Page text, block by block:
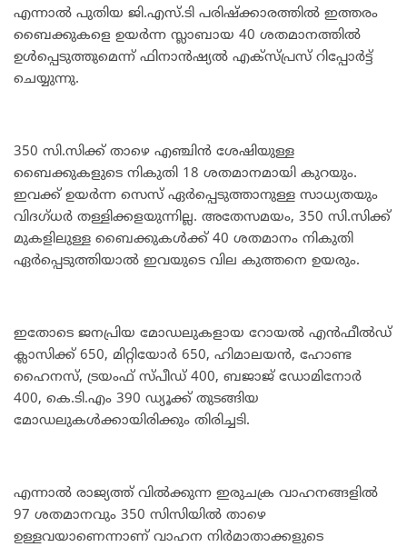
എന്നാല്‍ പുതിയ ജി.എസ്.ടി പരിഷ്‌ക്കാരത്തില്‍ ഇത്തരം
ബൈക്കുകളെ ഉയര്‍ന്ന സ്ലാബായ 40 ശതമാനത്തില്‍
ഉള്‍പ്പെടുത്തുമെന്ന് ഫിനാന്‍ഷ്യല്‍ എക്‌സ്പ്രസ് റിപ്പോര്‍ട്ട്
ചെയ്യുന്നു.
350 സി.സിക്ക് താഴെ എഞ്ചിന്‍ ശേഷിയുള്ള
ബൈക്കുകളുടെ നികുതി 18 ശതമാനമായി കുറയും.
ഇവക്ക് ഉയര്‍ന്ന സെസ് ഏര്‍പ്പെടുത്താനുള്ള സാധ്യതയും
വിദഗ്ധര്‍ തള്ളിക്കളയുന്നില്ല. അതേസമയം, 350 സി.സിക്ക്
മുകളിലുള്ള ബൈക്കുകള്‍ക്ക് 40 ശതമാനം നികുതി
ഏര്‍പ്പെടുത്തിയാല്‍ ഇവയുടെ വില കുത്തനെ ഉയരും.
ഇതോടെ ജനപ്രിയ മോഡലുകളായ റോയല്‍ എന്‍ഫീല്‍ഡ്
ക്ലാസിക്ക് 650, മിറ്റിയോര്‍ 650, ഹിമാലയന്‍, ഹോണ്ട
ഹൈനസ്, ട്രയംഫ് സ്പീഡ് 400, ബജാജ് ഡോമിനോര്‍
400, കെ.ടി.എം 390 ഡ്യൂക്ക് തുടങ്ങിയ
മോഡലുകള്‍ക്കായിരിക്കും തിരിച്ചടി.
എന്നാല്‍ രാജ്യത്ത് വില്‍ക്കുന്ന ഇരുചക്ര വാഹനങ്ങളില്‍
97 ശതമാനവും 350 സിസിയില്‍ താഴെ
ഉള്ളവയാണെന്നാണ് വാഹന നിര്‍മാതാക്കളുടെ